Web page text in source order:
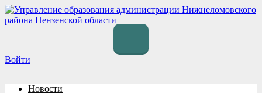
Перейти
к
Войти
Новости